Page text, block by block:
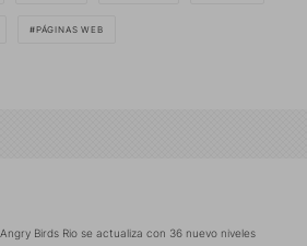
PÁGINAS WEB
Angry Birds Rio se actualiza con 36 nuevo niveles